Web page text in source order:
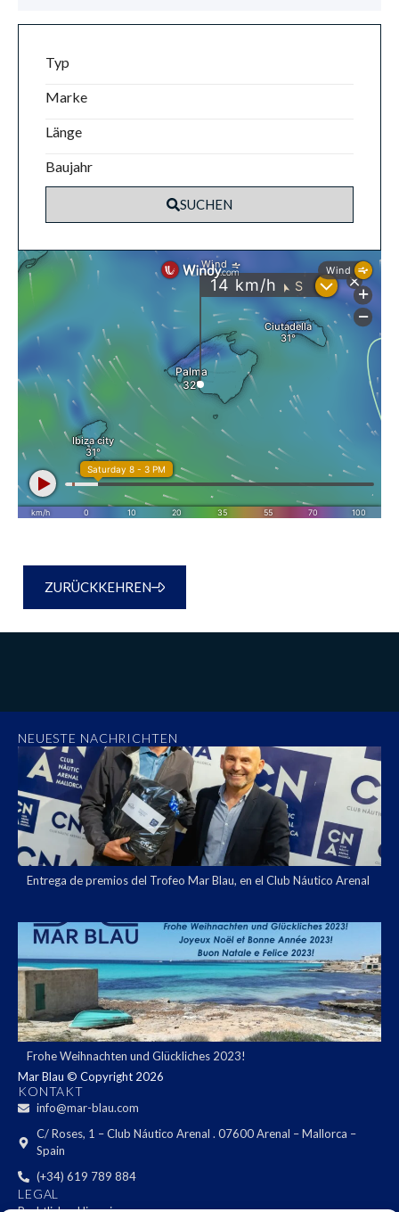
Typ
Marke
Länge
Baujahr
SUCHEN
ZURÜCKKEHREN
NEUESTE NACHRICHTEN
Entrega de premios del Trofeo Mar Blau, en el Club Náutico Arenal
Frohe Weihnachten und Glückliches 2023!
Mar Blau © Copyright 2026
KONTAKT
info@mar-blau.com
C/ Roses, 1 – Club Náutico Arenal . 07600 Arenal – Mallorca –
Spain
(+34) 619 789 884
LEGAL